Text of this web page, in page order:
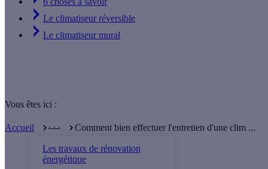
Le climatiseur réversible
Le climatiseur mural
Vous êtes ici :
Accueil . . .
Les travaux de rénovation
énergétique
Comment bien effectuer l'entretien d'une clim ...